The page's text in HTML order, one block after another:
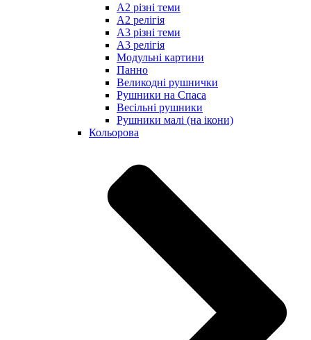
А2 різні теми
А2 релігія
А3 різні теми
А3 релігія
Модульні картини
Панно
Великодні рушнички
Рушники на Спаса
Весільні рушники
Рушники малі (на ікони)
Кольорова